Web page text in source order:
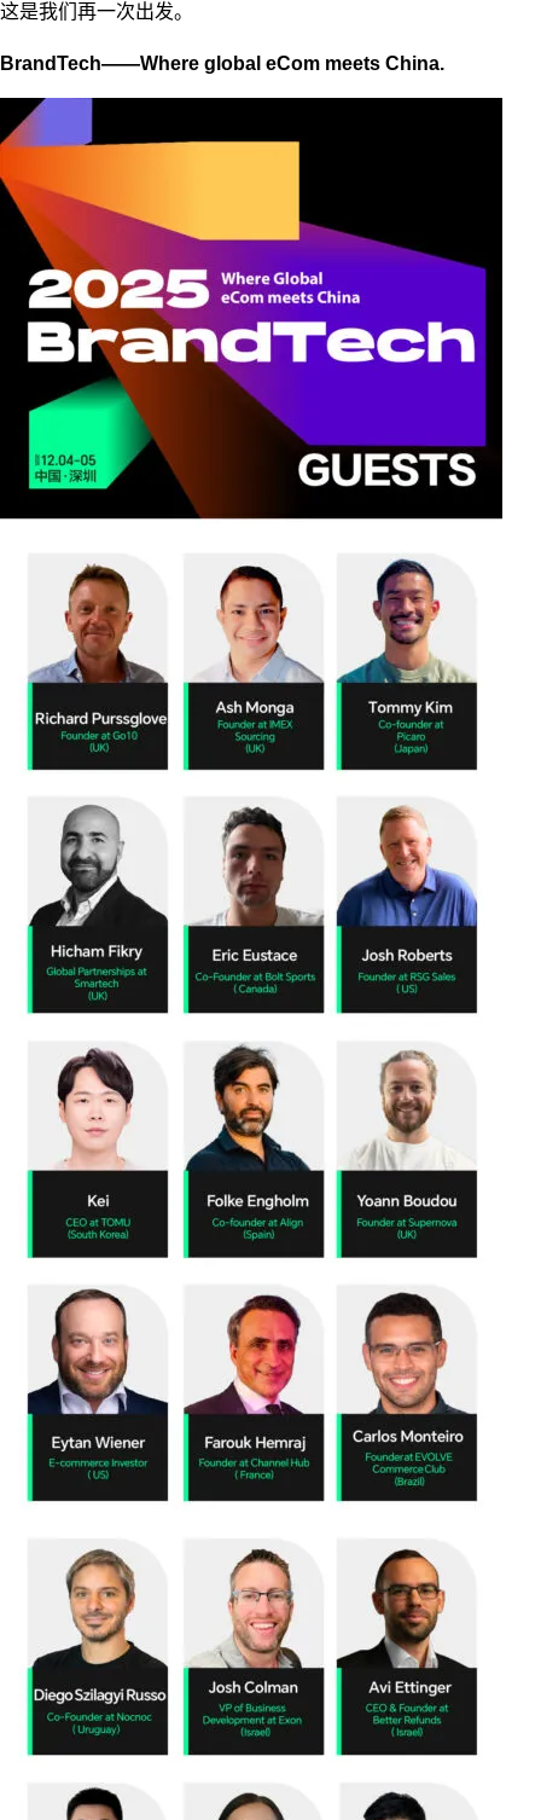
这是我们再一次出发。
BrandTech——Where global eCom meets China.